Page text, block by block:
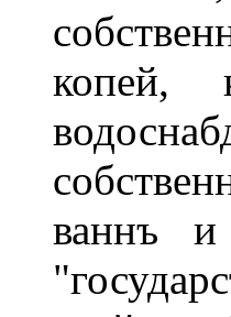
копей,
ваннъ